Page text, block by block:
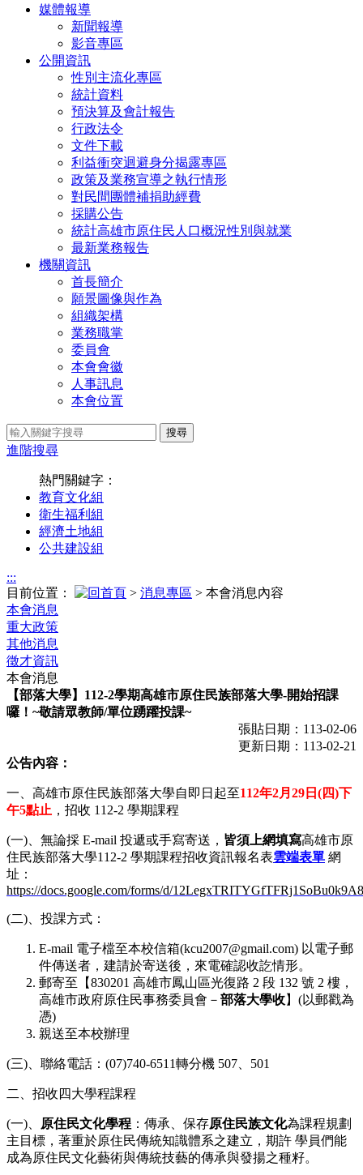
媒體報導
新聞報導
影音專區
公開資訊
性別主流化專區
統計資料
預決算及會計報告
行政法令
文件下載
利益衝突迴避身分揭露專區
政策及業務宣導之執行情形
對民間團體補捐助經費
採購公告
統計高雄市原住民人口概況性別與就業
最新業務報告
機關資訊
首長簡介
願景圖像與作為
組織架構
業務職掌
委員會
本會會徽
人事訊息
本會位置
搜尋
進階搜尋
熱門關鍵字：
教育文化組
衛生福利組
經濟土地組
公共建設組
:::
目前位置：
> 消息專區 > 本會消息內容
本會消息
重大政策
其他消息
徵才資訊
本會消息
【部落大學】112-2學期高雄市原住民族部落大學-開始招課
囉！~敬請眾教師/單位踴躍投課~
張貼日期：113-02-06
更新日期：113-02-21
公告內容：
一、高雄市原住民族部落大學自即日起至112年2月29日(四)下
午5點止 ，招收 112-2 學期課程
(一)、無論採 E-mail 投遞或手寫寄送， 皆須上網填寫高雄市原
住民族部落大學112-2 學期課程招收資訊報名表雲端表單 網
址：
https://docs.google.com/forms/d/
(二)、投課方式：
E-mail 電子檔至本校信箱(kcu2007@gmail.com) 以電子郵
件傳送者，建請於寄送後，來電確認收訖情形。
郵寄至【830201 高雄市鳳山區光復路 2 段 132 號 2 樓，
高雄市政府原住民事務委員會－ 部落大學收】(以郵戳為
憑)
親送至本校辦理
​(三)、聯絡電話：(07)740-6511轉分機 507、501
二、招收四大學程課程
(一)、 原住民文化學程 ：傳承、保存原住民族文化為課程規劃
主目標，著重於原住民傳統知識體系之建立，期許 學員們能
成為原住民文化藝術與傳統技藝的傳承與發揚之種籽。